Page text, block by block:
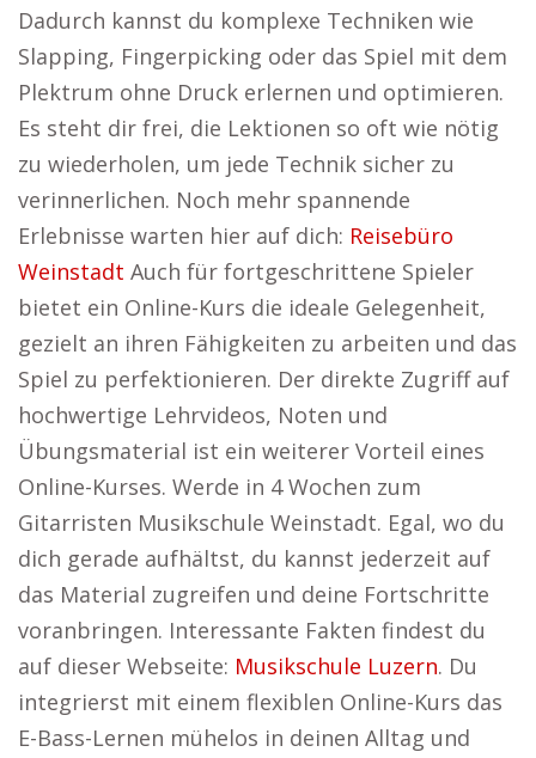
Dadurch kannst du komplexe Techniken wie
Slapping, Fingerpicking oder das Spiel mit dem
Plektrum ohne Druck erlernen und optimieren.
Es steht dir frei, die Lektionen so oft wie nötig
zu wiederholen, um jede Technik sicher zu
verinnerlichen. Noch mehr spannende
Erlebnisse warten hier auf dich: Reisebüro
Weinstadt Auch für fortgeschrittene Spieler
bietet ein Online-Kurs die ideale Gelegenheit,
gezielt an ihren Fähigkeiten zu arbeiten und das
Spiel zu perfektionieren. Der direkte Zugriff auf
hochwertige Lehrvideos, Noten und
Übungsmaterial ist ein weiterer Vorteil eines
Online-Kurses. Werde in 4 Wochen zum
Gitarristen Musikschule Weinstadt. Egal, wo du
dich gerade aufhältst, du kannst jederzeit auf
das Material zugreifen und deine Fortschritte
voranbringen. Interessante Fakten findest du
auf dieser Webseite: Musikschule Luzern. Du
integrierst mit einem flexiblen Online-Kurs das
E-Bass-Lernen mühelos in deinen Alltag und